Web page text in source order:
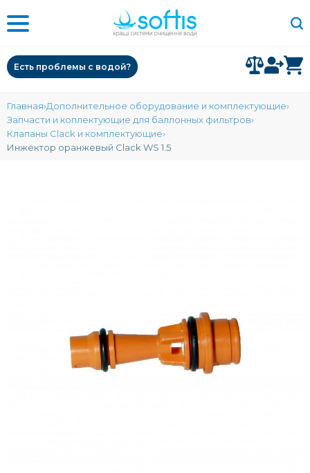
Есть проблемы с водой?
Главная Дополнительное оборудование и комплектующие
Запчасти и коплектующие для баллонных фильтров
Клапаны Clack и комплектующие
Инжектор оранжевый Clack WS 1.5